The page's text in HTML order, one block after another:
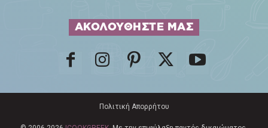
ΑΚΟΛΟΥΘΗΣΤΕ ΜΑΣ
Πολιτική Απορρήτου